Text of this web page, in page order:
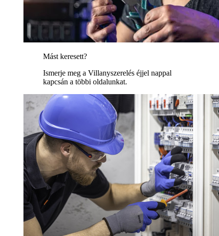
Mást keresett?
Ismerje meg a Villanyszerelés éjjel nappal
kapcsán a többi oldalunkat.